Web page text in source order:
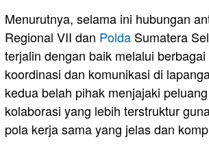
Menurutnya, selama ini hubungan
Regional VII dan Polda Sumatera
terjalin dengan baik melalui
koordinasi dan komunikasi di
kedua belah pihak menjajaki
kolaborasi yang lebih terstruktur
pola kerja sama yang jelas dan